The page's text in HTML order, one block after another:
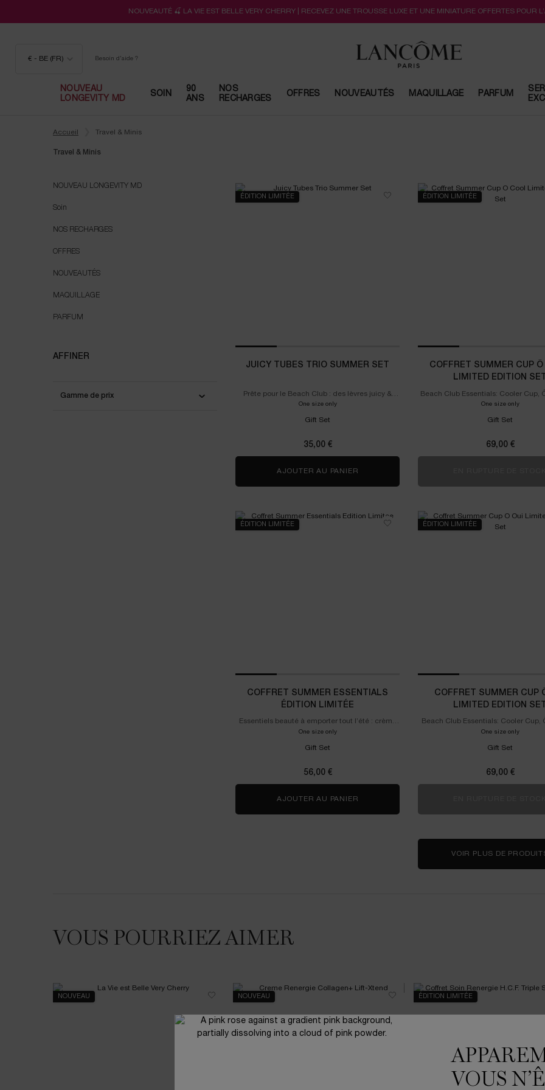
NOUVEAUTÉ 🍒 LA VIE EST BELLE VERY CHERRY | RECEVEZ UNE TROUSSE LUXE ET UNE MINIATURE OFFERTES POUR
€ - BE (FR) Besoin d'aide ?
NOUVEAU
LONGEVITY MD
SOIN
90
ANS
NOS
RECHARGES
OFFRES NOUVEAUTÉS MAQUILLAGE PARFUM
Accueil
Travel & Minis
Travel & Minis
NOUVEAU LONGEVITY MD
Soin
NOS RECHARGES
OFFRES
NOUVEAUTÉS
MAQUILLAGE
PARFUM
AFFINER
Gamme de prix
ÉDITION LIMITÉE
JUICY TUBES TRIO SUMMER SET
Prête pour le Beach Club : des lèvres juicy &
brillantes, en trois saveurs iconiques.
One size onlyfor Juicy Tubes Trio Summer Set
Gift Set
35,00 €
AJOUTER AU PANIER
ÉDITION LIMITÉE
COFFRET SUMMER CUP Ô
LIMITED EDITION SET
Beach Club Essentials: Cooler Cup,
& Body Mist, Lash Idôle Flutter
One size onlyfor
Gift Set
69,00 €
ÉDITION LIMITÉE
COFFRET SUMMER ESSENTIALS
ÉDITION LIMITÉE
Essentiels beauté à emporter tout l’été : crème
gel Hydra Zen, Idôle Le Parfum et gloss Juicy
One size onlyfor Coffret Summer Essentials Édition Limitée
Gift Set
56,00 €
AJOUTER AU PANIER
ÉDITION LIMITÉE
COFFRET SUMMER CUP
LIMITED EDITION SET
Beach Club Essentials: Cooler Cup,
Lash Idôle Flutter Extension &
One size onlyfor
Gift Set
69,00 €
VOIR PLUS DE
VOUS POURRIEZ AIMER
NOUVEAU NOUVEAU ÉDITION LIMITÉE
VOUS